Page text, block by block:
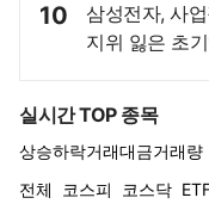
10
삼성전자, 사
지위 잃은 초
실시간 TOP 종목
상승하락거래대금거래량
전체
코스피 코스닥